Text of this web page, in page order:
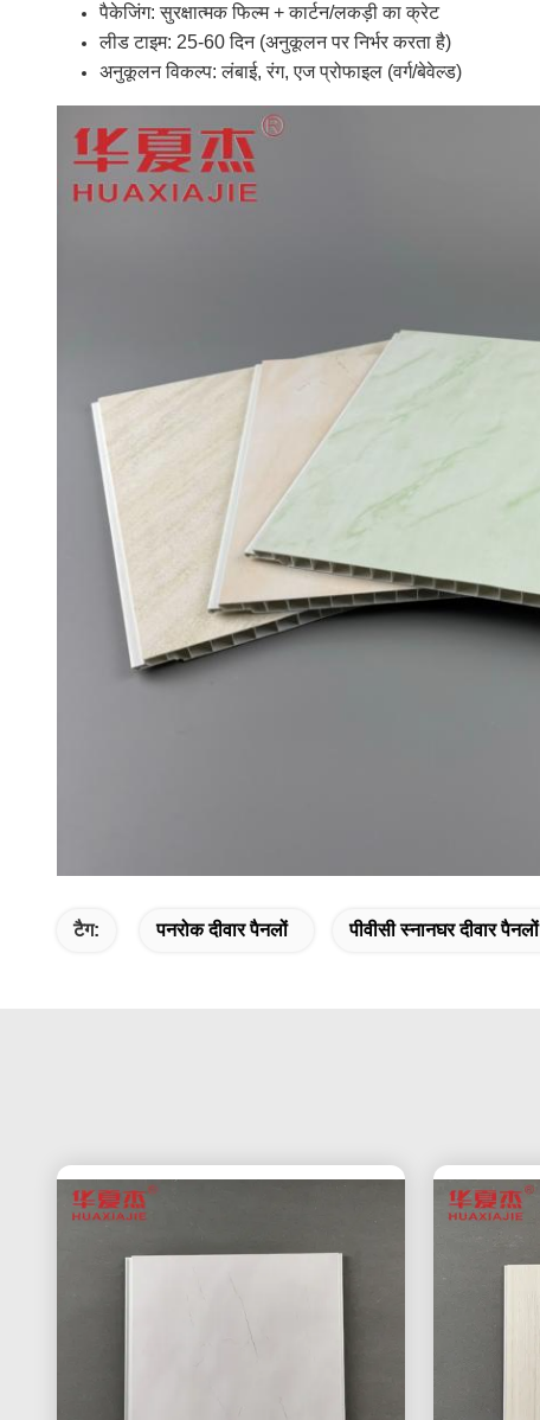
पैकेजिंग: सुरक्षात्मक फिल्म + कार्टन/लकड़ी का क्रेट
लीड टाइम: 25-60 दिन (अनुकूलन पर निर्भर करता है)
अनुकूलन विकल्प: लंबाई, रंग, एज प्रोफाइल (वर्ग/बेवेल्ड)
टैग: पनरोक दीवार पैनलों पीवीसी स्नानघर दीवार पैनलों